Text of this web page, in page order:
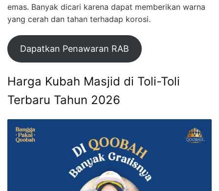
emas. Banyak dicari karena dapat memberikan warna
yang cerah dan tahan terhadap korosi.
Dapatkan Penawaran RAB
Harga Kubah Masjid di Toli-Toli
Terbaru Tahun 2026